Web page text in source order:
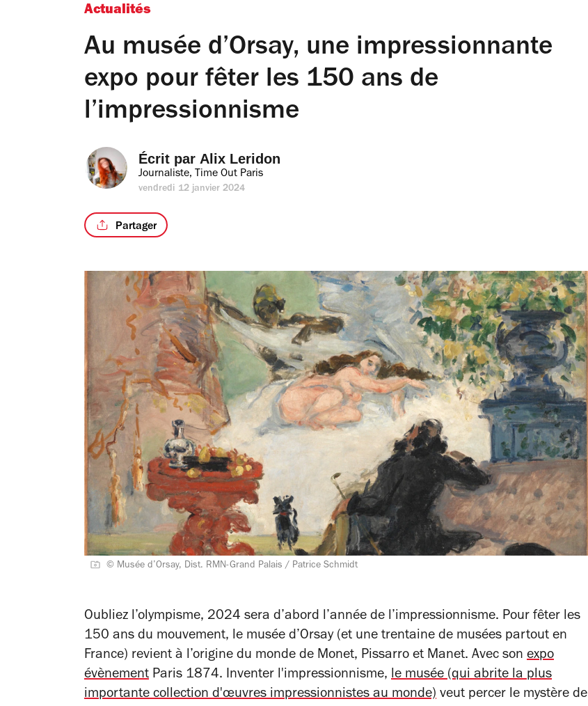
Actualités
Au musée d’Orsay, une impressionnante
expo pour fêter les 150 ans de
l’impressionnisme
Écrit par Alix Leridon
Journaliste, Time Out Paris
vendredi 12 janvier 2024
Partager
© Musée d’Orsay, Dist. RMN-Grand Palais / Patrice Schmidt
Oubliez l’olympisme, 2024 sera d’abord l’année de l’impressionnisme. Pour fêter les
150 ans du mouvement, le musée d’Orsay (et une trentaine de musées partout en
France) revient à l’origine du monde de Monet, Pissarro et Manet. Avec son expo
évènement Paris 1874. Inventer l'impressionnisme, le musée (qui abrite la plus
importante collection d'œuvres impressionnistes au monde) veut percer le mystère de